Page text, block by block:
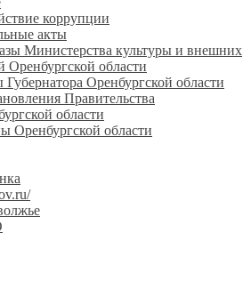
коррупции
акты
Министерства культуры и внешних
Оренбургской области
Губернатора Оренбургской области
Правительства
области
Оренбургской области